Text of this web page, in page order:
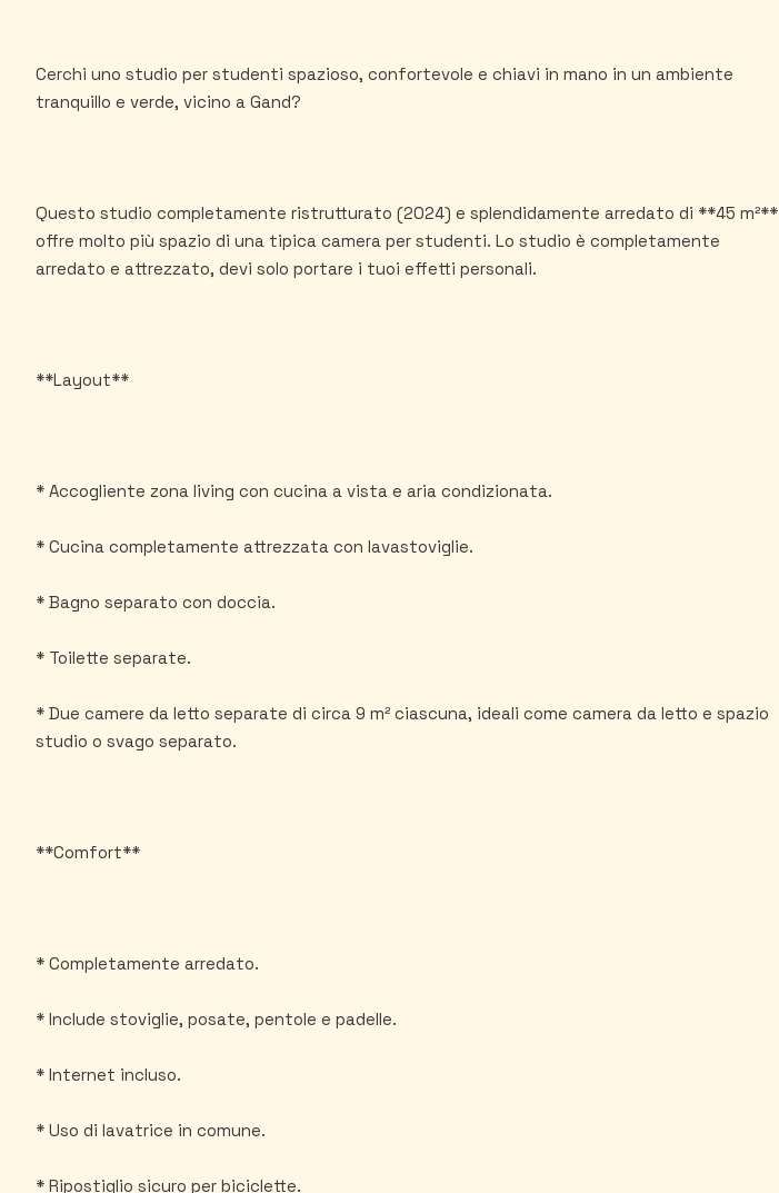
Cerchi uno studio per studenti spazioso, confortevole e chiavi in mano in un ambiente
tranquillo e verde, vicino a Gand?
Questo studio completamente ristrutturato (2024) e splendidamente arredato di **45 m²**
offre molto più spazio di una tipica camera per studenti. Lo studio è completamente
arredato e attrezzato, devi solo portare i tuoi effetti personali.
**Layout**
* Accogliente zona living con cucina a vista e aria condizionata.
* Cucina completamente attrezzata con lavastoviglie.
* Bagno separato con doccia.
* Toilette separate.
* Due camere da letto separate di circa 9 m² ciascuna, ideali come camera da letto e spazio
studio o svago separato.
**Comfort**
* Completamente arredato.
* Include stoviglie, posate, pentole e padelle.
* Internet incluso.
* Uso di lavatrice in comune.
* Ripostiglio sicuro per biciclette.